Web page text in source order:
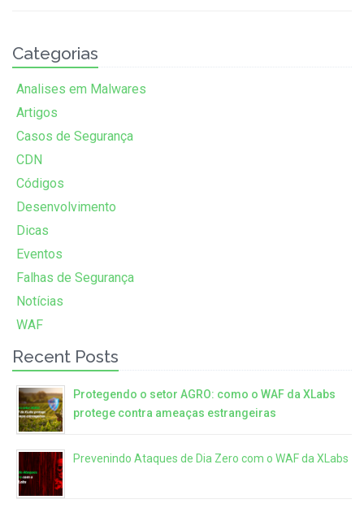
Categorias
Analises em Malwares
Artigos
Casos de Segurança
CDN
Códigos
Desenvolvimento
Dicas
Eventos
Falhas de Segurança
Notícias
WAF
Recent Posts
Protegendo o setor AGRO: como o WAF da XLabs
protege contra ameaças estrangeiras
Prevenindo Ataques de Dia Zero com o WAF da XLabs